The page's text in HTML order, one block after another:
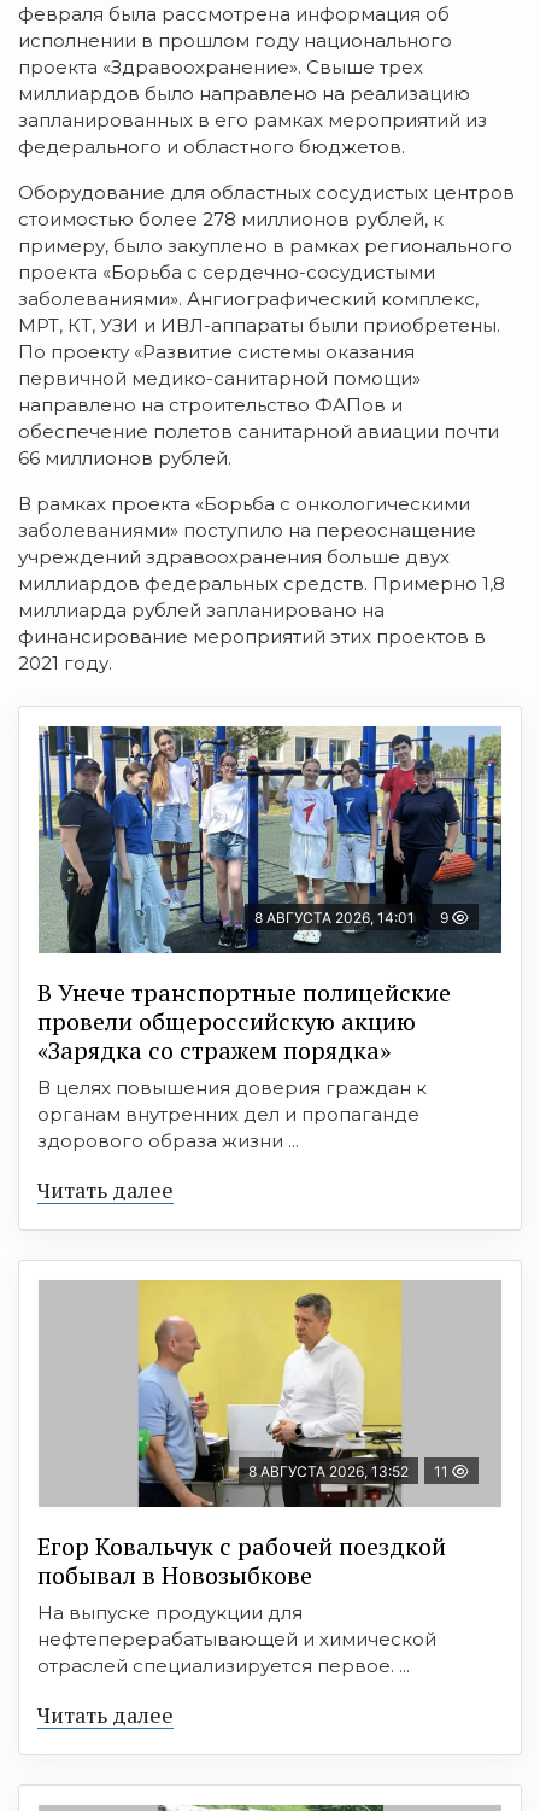
февраля была рассмотрена информация об
исполнении в прошлом году национального
проекта «Здравоохранение». Свыше трех
миллиардов было направлено на реализацию
запланированных в его рамках мероприятий из
федерального и областного бюджетов.
Оборудование для областных сосудистых центров
стоимостью более 278 миллионов рублей, к
примеру, было закуплено в рамках регионального
проекта «Борьба с сердечно-сосудистыми
заболеваниями». Ангиографический комплекс,
МРТ, КТ, УЗИ и ИВЛ-аппараты были приобретены.
По проекту «Развитие системы оказания
первичной медико-санитарной помощи»
направлено на строительство ФАПов и
обеспечение полетов санитарной авиации почти
66 миллионов рублей.
В рамках проекта «Борьба с онкологическими
заболеваниями» поступило на переоснащение
учреждений здравоохранения больше двух
миллиардов федеральных средств. Примерно 1,8
миллиарда рублей запланировано на
финансирование мероприятий этих проектов в
2021 году.
8 АВГУСТА 2026, 14:01 9
В Унече транспортные полицейские
провели общероссийскую акцию
«Зарядка со стражем порядка»
В целях повышения доверия граждан к
органам внутренних дел и пропаганде
здорового образа жизни ...
Читать далее
8 АВГУСТА 2026, 13:52 11
Егор Ковальчук с рабочей поездкой
побывал в Новозыбкове
На выпуске продукции для
нефтеперерабатывающей и химической
отраслей специализируется первое. ...
Читать далее